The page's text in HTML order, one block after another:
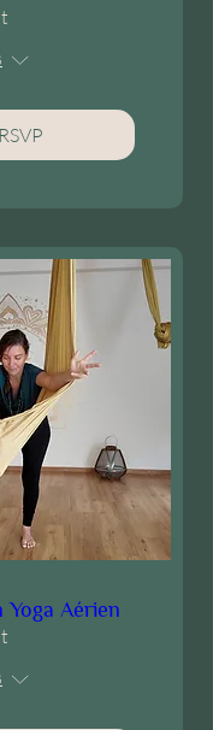
RSVP
Yoga Aérien